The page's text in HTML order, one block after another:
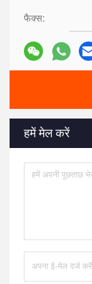
फैक्स:
हमें मेल करें